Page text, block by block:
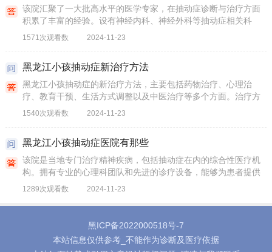
该院汇聚了一大批高水平的医学专家，在抽动症诊断与治疗方面
积累了丰富的经验。设有神经内科、神经外科等抽动症相关科
室，具备完善的诊疗设施及技术力量。
1571次观看数 2024-11-23
黑龙江小孩抽动症新治疗方法
黑龙江小孩抽动症的新治疗方法，主要包括药物治疗、心理治
疗、教育干预、生活方式调整以及中医治疗等多个方面。治疗方
法可以根据患儿的具体病情进行个性化调整，以达到最佳的治疗
1540次观看数 2024-11-23
黑龙江小孩抽动症医院有那些
该院是当地专门治疗精神疾病，包括抽动症在内的综合性医疗机
构。拥有专业的心理科团队和先进的诊疗设备，能够为患者提供
个性化的治疗方案。拥有丰富治疗经验和独特的治疗方法，通过
1289次观看数 2024-11-23
黑ICP备2022000518号-7
本站信息仅供参考_不能作为诊断及医疗依据